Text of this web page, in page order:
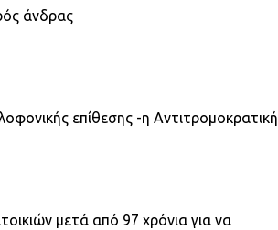
άνδρας
επίθεσης -η Αντιτρομοκρατική
μετά από 97 χρόνια για να